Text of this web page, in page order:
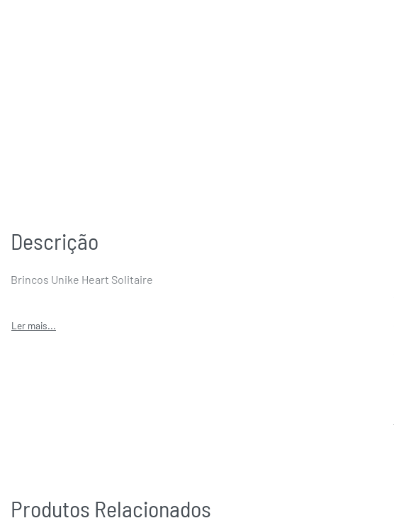
Descrição
Brincos Unike Heart Solitaire
Produtos Relacionados